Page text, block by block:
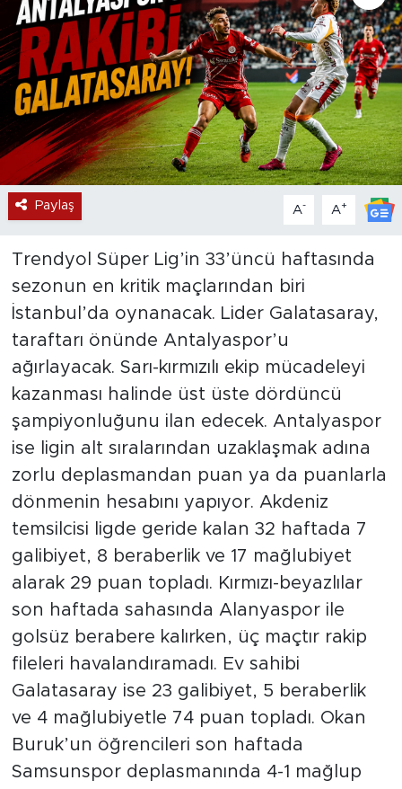
Paylaş A- A+
Trendyol Süper Lig’in 33’üncü haftasında
sezonun en kritik maçlarından biri
İstanbul’da oynanacak. Lider Galatasaray,
taraftarı önünde Antalyaspor’u
ağırlayacak. Sarı-kırmızılı ekip mücadeleyi
kazanması halinde üst üste dördüncü
şampiyonluğunu ilan edecek. Antalyaspor
ise ligin alt sıralarından uzaklaşmak adına
zorlu deplasmandan puan ya da puanlarla
dönmenin hesabını yapıyor. Akdeniz
temsilcisi ligde geride kalan 32 haftada 7
galibiyet, 8 beraberlik ve 17 mağlubiyet
alarak 29 puan topladı. Kırmızı-beyazlılar
son haftada sahasında Alanyaspor ile
golsüz berabere kalırken, üç maçtır rakip
fileleri havalandıramadı. Ev sahibi
Galatasaray ise 23 galibiyet, 5 beraberlik
ve 4 mağlubiyetle 74 puan topladı. Okan
Buruk’un öğrencileri son haftada
Samsunspor deplasmanında 4-1 mağlup
Spor
Turizm